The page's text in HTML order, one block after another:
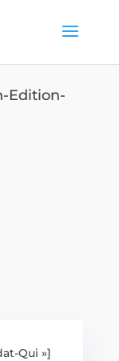
Edition-
Qui »]